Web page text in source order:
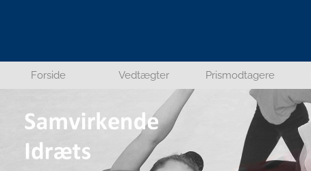
Forside Vedtægter Prismodtagere